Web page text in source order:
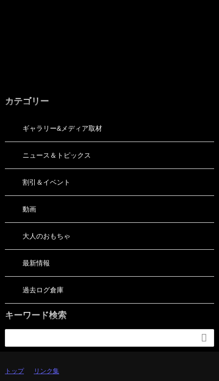
カテゴリー
ギャラリー&メディア取材
ニュース＆トピックス
割引＆イベント
動画
大人のおもちゃ
最新情報
過去ログ倉庫
キーワード検索

トップ リンク集